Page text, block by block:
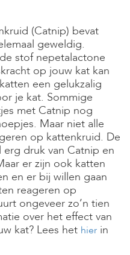
(Catnip) bevat
geweldig.
stof nepetalactone
op jouw kat kan
een gelukzalig
je kat. Sommige
met Catnip nog
Maar niet alle
op kattenkruid. De
druk van Catnip en
er zijn ook katten
en er bij willen gaan
reageren op
ongeveer zo’n tien
over het effect van
kat? Lees het hier in